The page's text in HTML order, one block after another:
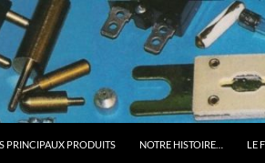
PRINCIPAUX PRODUITS NOTRE HISTOIRE… LE